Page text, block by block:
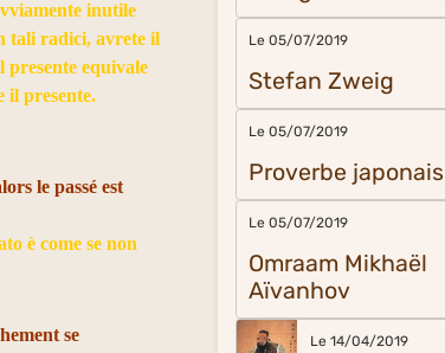
inutile
tali radici, avrete il
presente equivale
il presente.
le passé est
è come se non
se
Le 05/07/2019
Stefan Zweig
Le 05/07/2019
Proverbe japonais
Le 05/07/2019
Omraam Mikhaël
Aïvanhov
Le 14/04/2019